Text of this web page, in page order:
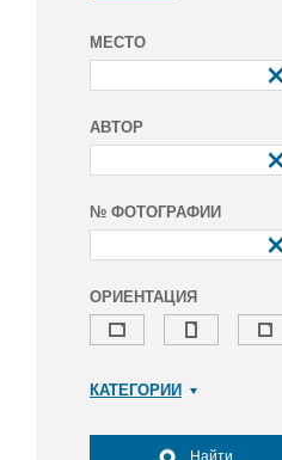
МЕСТО
АВТОР
№ ФОТОГРАФИИ
ОРИЕНТАЦИЯ
КАТЕГОРИИ
Досуг, туризм и отдых